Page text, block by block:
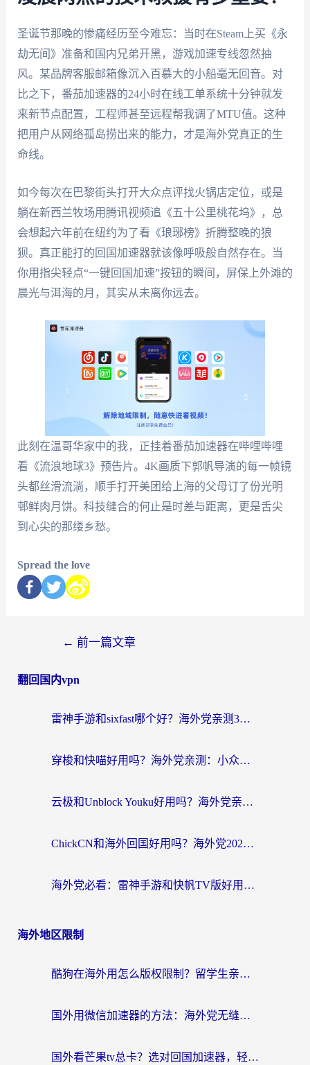
圣诞节那晚的惨痛经历至今难忘：当时在Steam上买《永
劫无间》准备和国内兄弟开黑，游戏加速专线忽然抽
风。某品牌客服邮箱像沉入百慕大的小船毫无回音。对
比之下，番茄加速器的24小时在线工单系统十分钟就发
来新节点配置，工程师甚至远程帮我调了MTU值。这种
把用户从网络孤岛捞出来的能力，才是海外党真正的生
命线。
如今每次在巴黎街头打开大众点评找火锅店定位，或是
躺在新西兰牧场用腾讯视频追《五十公里桃花坞》，总
会想起六年前在纽约为了看《琅琊榜》折腾整晚的狼
狈。真正能打的回国加速器就该像呼吸般自然存在。当
你用指尖轻点“一键回国加速”按钮的瞬间，屏保上外滩的
晨光与洱海的月，其实从未离你远去。
此刻在温哥华家中的我，正挂着番茄加速器在哔哩哔哩
看《流浪地球3》预告片。4K画质下郭帆导演的每一帧镜
头都丝滑流淌，顺手打开美团给上海的父母订了份光明
邨鲜肉月饼。科技缝合的何止是时差与距离，更是舌尖
到心尖的那缕乡愁。
Spread the love
← 前一篇文章
翻回国内vpn
雷神手游和sixfast哪个好？海外党亲测3款回国加速器，教你选对不踩坑
穿梭和快喵好用吗？海外党亲测：小众加速器对比+番茄加速器深度体验
云极和Unblock Youku好用吗？海外党亲测+2026回国加速器避坑指南
ChickCN和海外回国好用吗？海外党2026亲测：从手游到影音，选对加速器的3个关键
海外党必看：雷神手游和快帆TV版好用吗？3步选对回国加速器不踩坑
海外地区限制
酷狗在海外用怎么版权限制？留学生亲测：3步解决听国内音乐难题
国外用微信加速器的方法：海外党无缝连接国内生活的实用指南
国外看芒果tv总卡？选对回国加速器，轻松追《浪姐》不费劲